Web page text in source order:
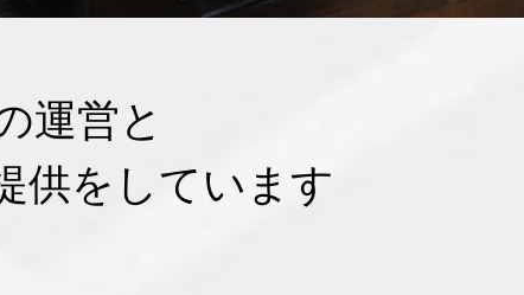
運営と
供をしています